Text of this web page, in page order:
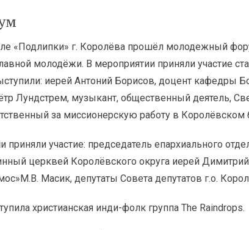
«Подлипки» г. Королёва прошёл молодежный
молодёжи. В мероприятии приняли участие
иерей Антоний Борисов, доцент кафедры
Лундстрем, музыкант, общественный деятель,
за миссионерскую работу в Королёвском
приняли участие: председатель епархиального
церквей Королёвского округа иерей
Масик, депутаты Совета депутатов г.о.
христианская инди-фолк группа The Raindrops.